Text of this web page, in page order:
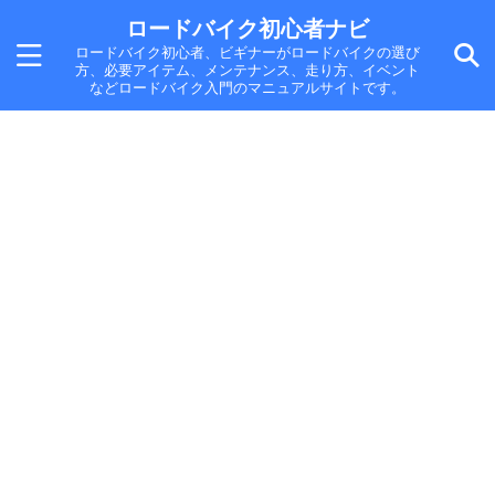
ロードバイク初心者ナビ
ロードバイク初心者、ビギナーがロードバイクの選び
方、必要アイテム、メンテナンス、走り方、イベント
などロードバイク入門のマニュアルサイトです。